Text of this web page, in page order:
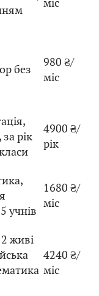
міс
без
980 ₴/
міс
рік
4900 ₴/
рік
учнів
1680 ₴/
міс
живі
4240 ₴/
міс